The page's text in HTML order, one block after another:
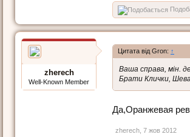
zherech
Well-Known Member
Цитата від Gron: ↑
Ваша справа, мін.
Брати Клички,
Да,Оранжевая
zherech 7 жов 2012